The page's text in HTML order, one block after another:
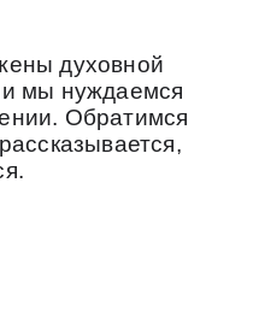
духовной
мы нуждаемся
Обратимся